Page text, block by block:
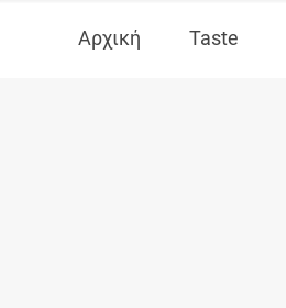
Αρχική Taste